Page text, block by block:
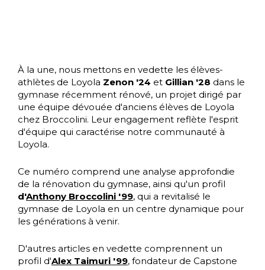
À la une, nous mettons en vedette les élèves-
athlètes de Loyola Zenon '24 et Gillian '28 dans le
gymnase récemment rénové, un projet dirigé par
une équipe dévouée d'anciens élèves de Loyola
chez Broccolini. Leur engagement reflète l'esprit
d'équipe qui caractérise notre communauté à
Loyola.
Ce numéro comprend une analyse approfondie
de la rénovation du gymnase, ainsi qu'un profil
d'Anthony Broccolini '99, qui a revitalisé le
gymnase de Loyola en un centre dynamique pour
les générations à venir.
D'autres articles en vedette comprennent un
profil d'Alex Taimuri '99, fondateur de Capstone